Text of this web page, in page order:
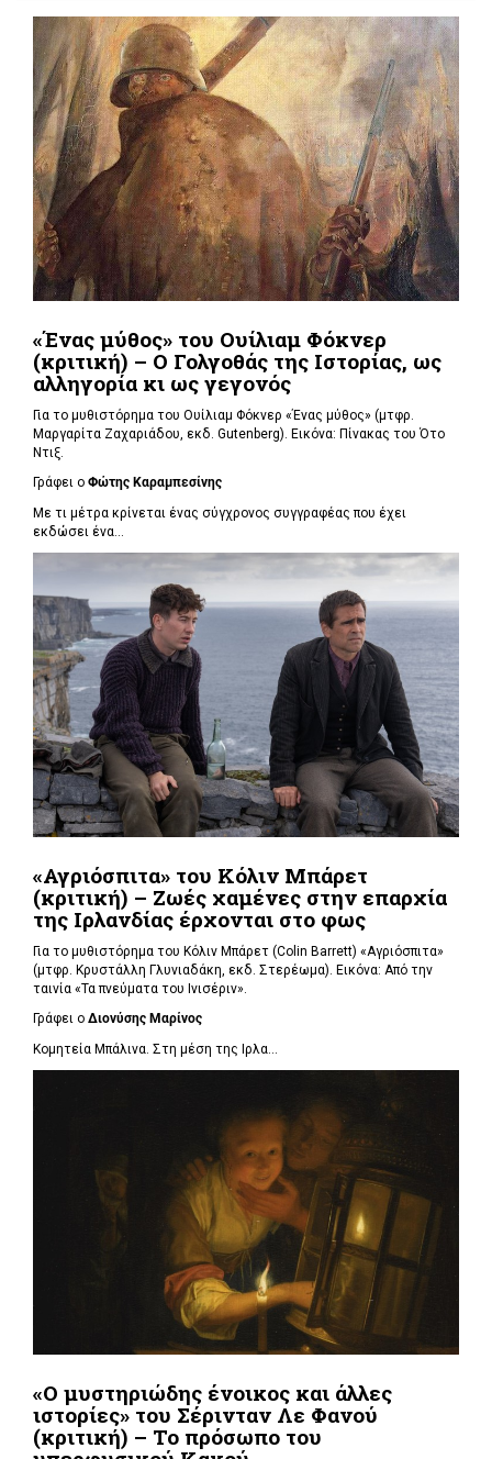
«Ένας μύθος» του Ουίλιαμ Φόκνερ
(κριτική) – Ο Γολγοθάς της Ιστορίας, ως
αλληγορία κι ως γεγονός
Για το μυθιστόρημα του Ουίλιαμ Φόκνερ «Ένας μύθος» (μτφρ.
Μαργαρίτα Ζαχαριάδου, εκδ. Gutenberg). Εικόνα: Πίνακας του Ότο
Ντιξ.
Γράφει ο Φώτης Καραμπεσίνης
Με τι μέτρα κρίνεται ένας σύγχρονος συγγραφέας που έχει
εκδώσει ένα...
«Αγριόσπιτα» του Κόλιν Μπάρετ
(κριτική) – Ζωές χαμένες στην επαρχία
της Ιρλανδίας έρχονται στο φως
Για το μυθιστόρημα του Κόλιν Μπάρετ (Colin Barrett) «Αγριόσπιτα»
(μτφρ. Κρυστάλλη Γλυνιαδάκη, εκδ. Στερέωμα). Εικόνα: Από την
ταινία «Τα πνεύματα του Ινισέριν».
Γράφει ο Διονύσης Μαρίνος
Κομητεία Μπάλινα. Στη μέση της Ιρλα...
«Ο μυστηριώδης ένοικος και άλλες
ιστορίες» του Σέρινταν Λε Φανού
(κριτική) – Το πρόσωπο του